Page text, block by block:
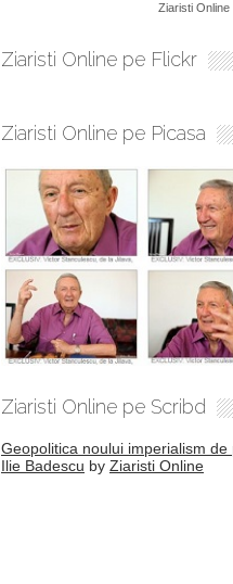
Ziaristi Online
Ziaristi Online pe Flickr
Ziaristi Online pe Picasa
Ziaristi Online pe Scribd
Geopolitica noului imperialism de
Ilie Badescu by Ziaristi Online